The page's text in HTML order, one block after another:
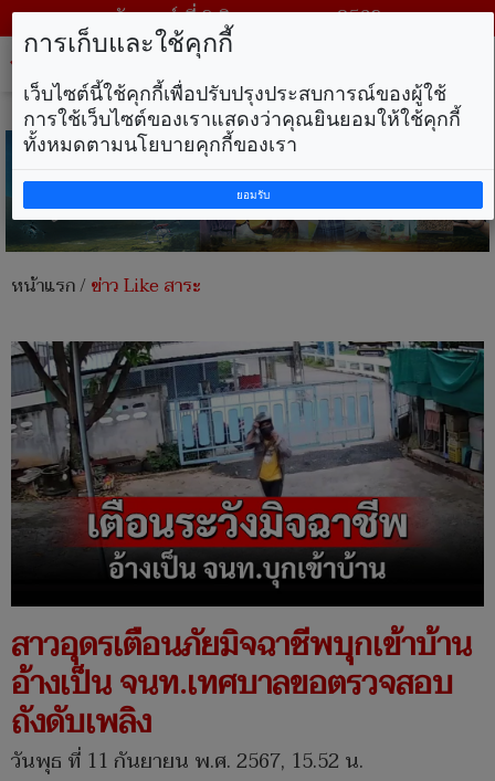
วันเสาร์ ที่ 8 สิงหาคม พ.ศ. 2569
หน้าแรก/ข่าว Like สาระ
สาวอุดรเตือนภัยมิจฉาชีพบุกเข้าบ้าน
อ้างเป็น จนท.เทศบาลขอตรวจสอบ
ถังดับเพลิง
วันพุธ ที่ 11 กันยายน พ.ศ. 2567, 15.52 น.
การเก็บและใช้คุกกี้
เว็บไซต์นี้ใช้คุกกี้เพื่อปรับปรุงประสบการณ์ของผู้ใช้
การใช้เว็บไซต์ของเราแสดงว่าคุณยินยอมให้ใช้คุกกี้
ทั้งหมดตามนโยบายคุกกี้ของเรา
ยอมรับ